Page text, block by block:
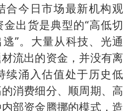
合今日市场最新机构观
出货是典型的“高低切
”。大量从科技、光通
流出的资金，并没有离
续涌入估值处于历史低
消费细分、顺周期、高
部资金腾挪的模式，造